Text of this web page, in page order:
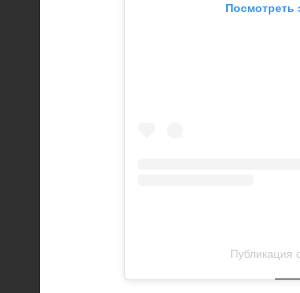
Посмотреть
Публикация